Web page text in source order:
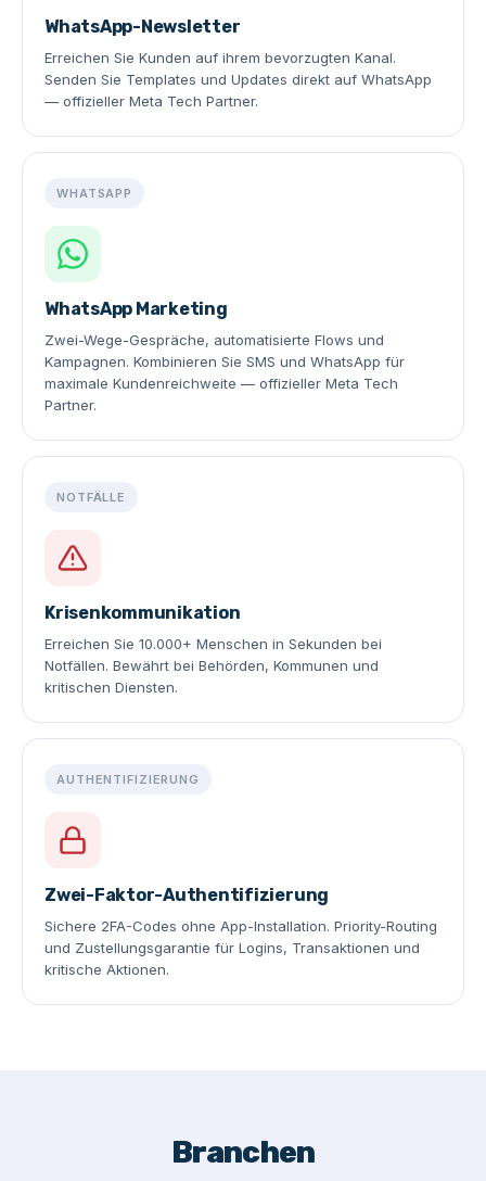
WhatsApp-Newsletter
Erreichen Sie Kunden auf ihrem bevorzugten Kanal.
Senden Sie Templates und Updates direkt auf WhatsApp
— offizieller Meta Tech Partner.
WHATSAPP
WhatsApp Marketing
Zwei-Wege-Gespräche, automatisierte Flows und
Kampagnen. Kombinieren Sie SMS und WhatsApp für
maximale Kundenreichweite — offizieller Meta Tech
Partner.
NOTFÄLLE
Krisenkommunikation
Erreichen Sie 10.000+ Menschen in Sekunden bei
Notfällen. Bewährt bei Behörden, Kommunen und
kritischen Diensten.
AUTHENTIFIZIERUNG
Zwei-Faktor-Authentifizierung
Sichere 2FA-Codes ohne App-Installation. Priority-Routing
und Zustellungsgarantie für Logins, Transaktionen und
kritische Aktionen.
Branchen